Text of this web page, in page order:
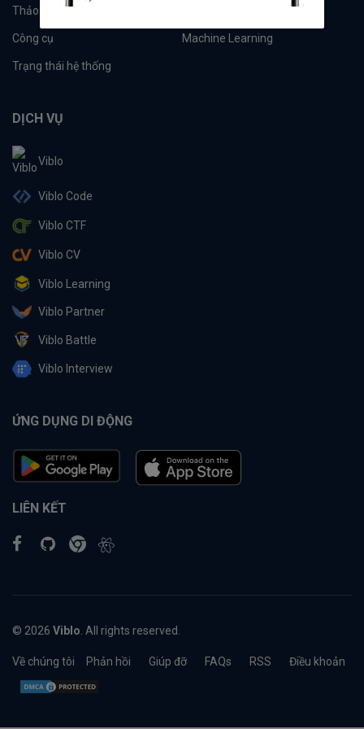
Thảo luận
Công cụ Machine Learning
Trạng thái hệ thống
DỊCH VỤ
Viblo
Viblo Code
Viblo CTF
Viblo CV
Viblo Learning
Viblo Partner
Viblo Battle
Viblo Interview
ỨNG DỤNG DI ĐỘNG
LIÊN KẾT
© 2026 Viblo . All rights reserved.
Về chúng tôi Phản hồi Giúp đỡ FAQs RSS Điều khoản